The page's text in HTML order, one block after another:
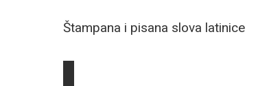
Štampana i pisana slova latinice